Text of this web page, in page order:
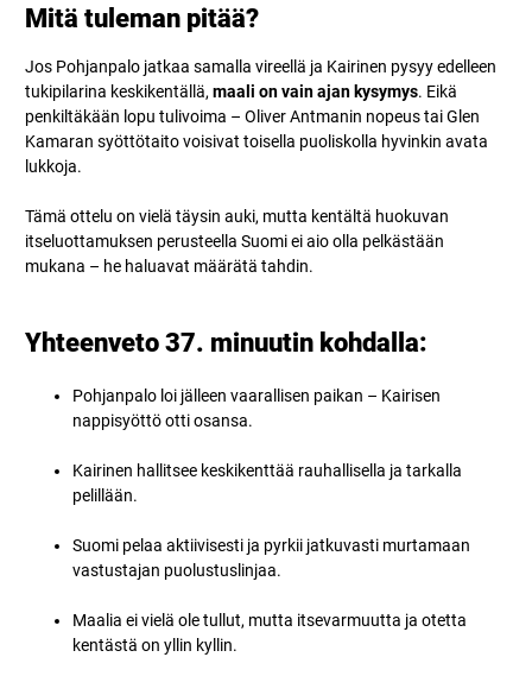
Mitä tuleman pitää?
Jos Pohjanpalo jatkaa samalla vireellä ja Kairinen pysyy edelleen
tukipilarina keskikentällä, maali on vain ajan kysymys. Eikä
penkiltäkään lopu tulivoima – Oliver Antmanin nopeus tai Glen
Kamaran syöttötaito voisivat toisella puoliskolla hyvinkin avata
lukkoja.
Tämä ottelu on vielä täysin auki, mutta kentältä huokuvan
itseluottamuksen perusteella Suomi ei aio olla pelkästään
mukana – he haluavat määrätä tahdin.
Yhteenveto 37. minuutin kohdalla:
Pohjanpalo loi jälleen vaarallisen paikan – Kairisen
nappisyöttö otti osansa.
Kairinen hallitsee keskikenttää rauhallisella ja tarkalla
pelillään.
Suomi pelaa aktiivisesti ja pyrkii jatkuvasti murtamaan
vastustajan puolustuslinjaa.
Maalia ei vielä ole tullut, mutta itsevarmuutta ja otetta
kentästä on yllin kyllin.